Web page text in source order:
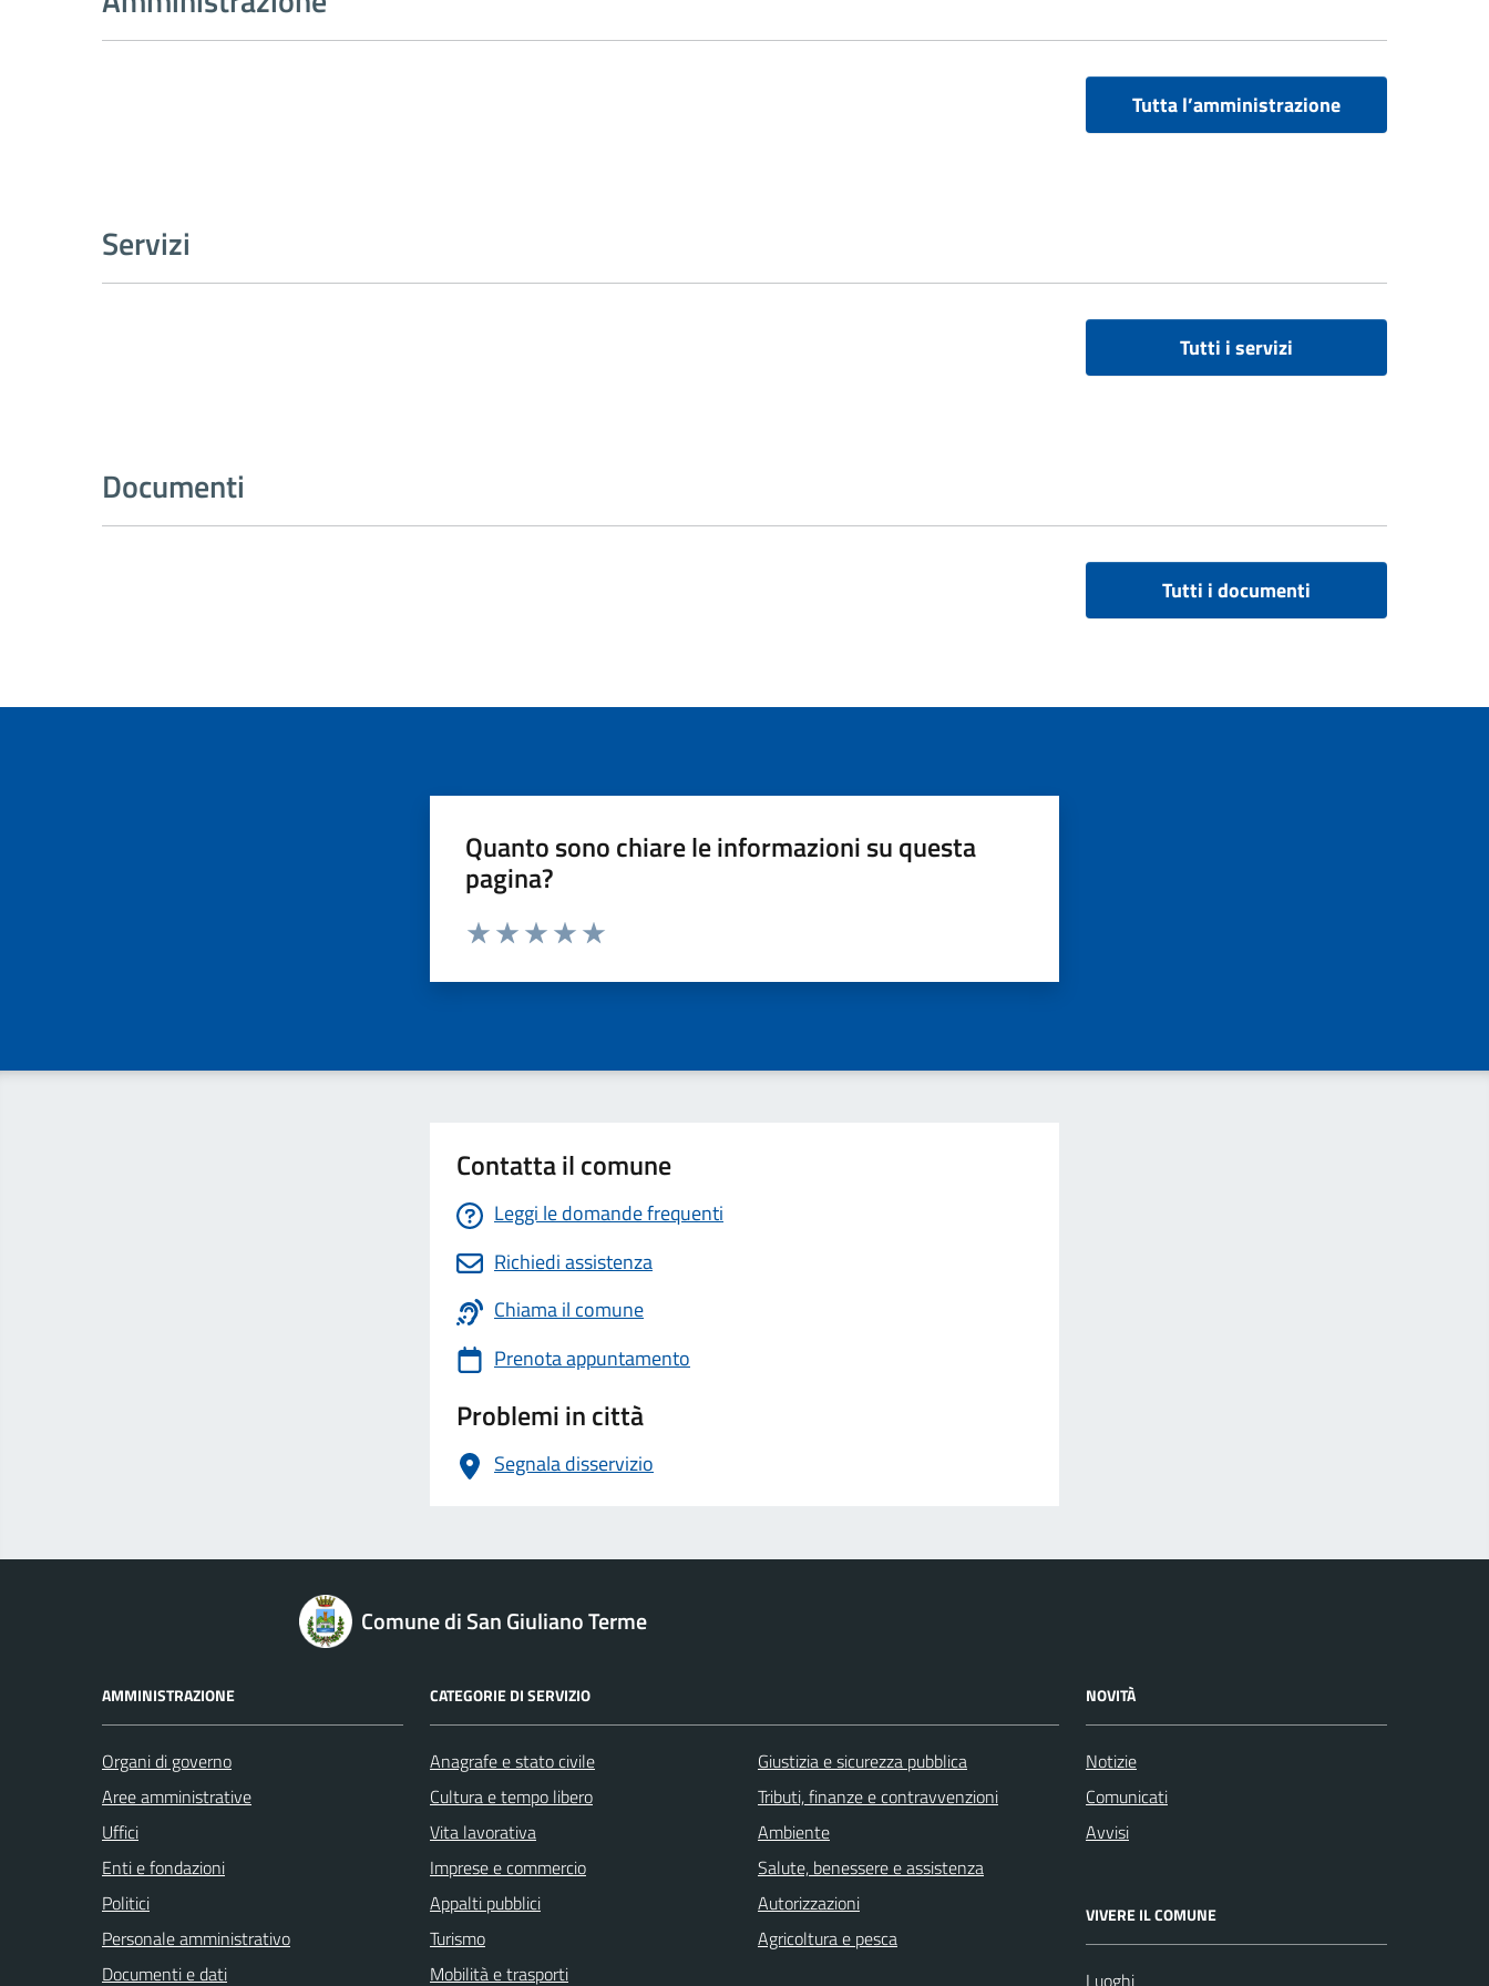
Tutta l’amministrazione
Servizi
Tutti i servizi
Documenti
Tutti i documenti
Quanto sono chiare le informazioni su questa
pagina?
Valuta da 1 a 5 stelle la pagina
Contatta il comune
Leggi le domande frequenti
Richiedi assistenza
Chiama il comune
Prenota appuntamento
Problemi in città
Segnala disservizio
Comune di San Giuliano Terme
AMMINISTRAZIONE
Organi di governo
Aree amministrative
Uffici
Enti e fondazioni
Politici
Personale amministrativo
Documenti e dati
CATEGORIE DI SERVIZIO
Anagrafe e stato civile
Cultura e tempo libero
Vita lavorativa
Imprese e commercio
Appalti pubblici
Turismo
Mobilità e trasporti
Giustizia e sicurezza pubblica
Tributi, finanze e contravvenzioni
Ambiente
Salute, benessere e assistenza
Autorizzazioni
Agricoltura e pesca
NOVITÀ
Notizie
Comunicati
Avvisi
VIVERE IL COMUNE
Luoghi